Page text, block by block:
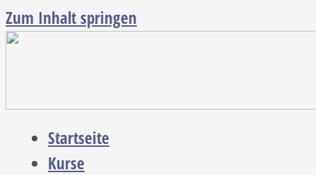
Zum Inhalt springen
Startseite
Kurse